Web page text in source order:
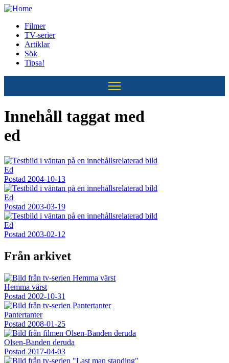
Hoppa
huvudinnehåll
Huvudmeny
Filmer
TV-serier
Artiklar
Sök
Tipsa!
Innehåll taggat med
ed
Ed
Postad 2004-10-13
Ed
Postad 2003-03-19
Ed
Postad 2003-02-12
Från arkivet
Hemma värst
Postad 2002-10-31
Pantertanter
Postad 2008-01-25
Olsen-Banden deruda
Postad 2017-04-03